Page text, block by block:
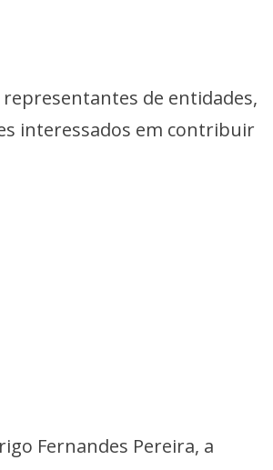
de entidades,
interessados em contribuir
Fernandes Pereira, a